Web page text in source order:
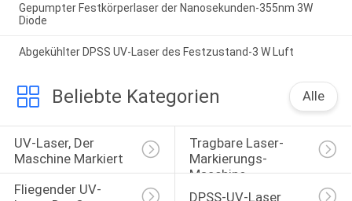
Gepumpter Festkörperlaser der Nanosekunden-355nm 3W
Diode
Abgekühlter DPSS UV-Laser des Festzustand-3 W Luft
Beliebte Kategorien Alle
UV-Laser, Der
Maschine Markiert
Tragbare Laser-
Markierungs-
Maschine
Fliegender UV-
DPSS-UV-Laser